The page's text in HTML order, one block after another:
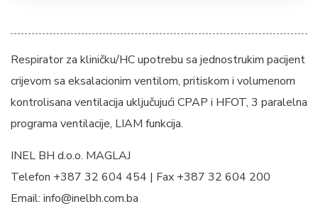
Respirator za kliničku/HC upotrebu sa jednostrukim pacijent
crijevom sa eksalacionim ventilom, pritiskom i volumenom
kontrolisana ventilacija uključujući CPAP i HFOT, 3 paralelna
programa ventilacije, LIAM funkcija.
INEL BH d.o.o. MAGLAJ
Telefon +387 32 604 454 | Fax +387 32 604 200
Email: info@inelbh.com.ba